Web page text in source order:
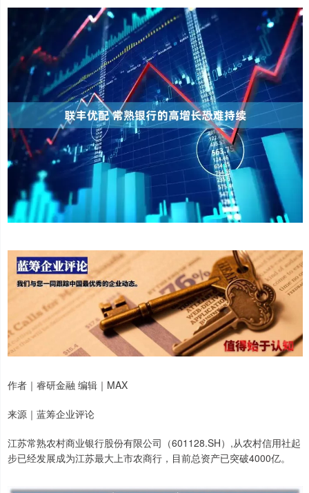
作者｜睿研金融 编辑｜MAX
来源｜蓝筹企业评论
江苏常熟农村商业银行股份有限公司（601128.SH）,从农村信用社起
步已经发展成为江苏最大上市农商行，目前总资产已突破4000亿。